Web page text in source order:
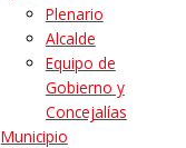
Plenario
Alcalde
Equipo de
Gobierno y
Concejalías
Municipio